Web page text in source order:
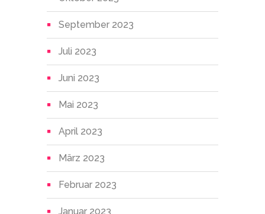
September 2023
Juli 2023
Juni 2023
Mai 2023
April 2023
März 2023
Februar 2023
Januar 2023